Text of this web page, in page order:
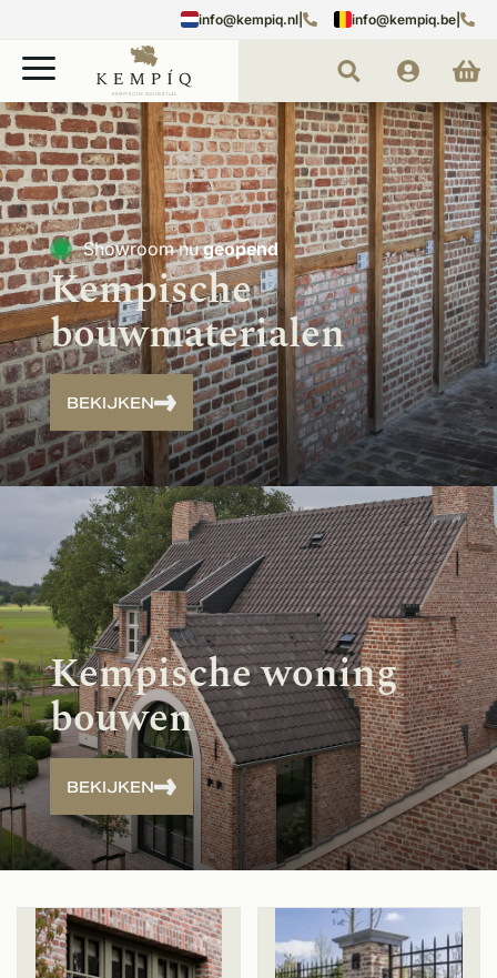
info@kempiq.nl info@kempiq.be
Showroom nugeopend
Kempische
bouwmaterialen
BEKIJKEN
Kempische woning
bouwen
BEKIJKEN